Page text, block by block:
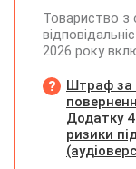
Товариство
2026 року
(єдиний
неплатник
року
загальну
(стає
Штраф за
Додатку
ризики